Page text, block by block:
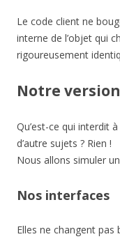
Le code client ne
interne de l’objet qui
rigoureusement
Notre
Qu’est-ce qui interdit
d’autre sujets ? Rien !
Nous allons simuler
Nos interfaces
Elles ne changent pas